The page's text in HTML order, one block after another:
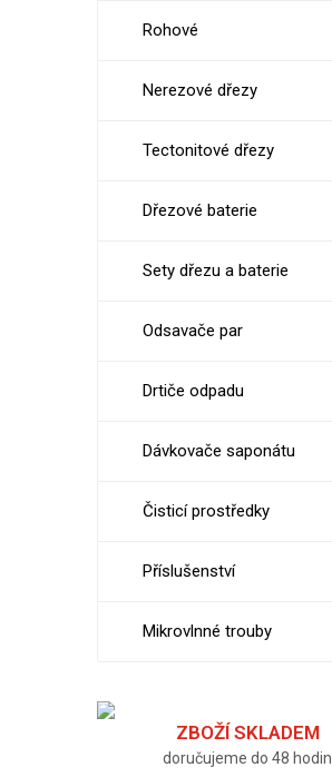
Rohové
Nerezové dřezy
Tectonitové dřezy
Dřezové baterie
Sety dřezu a baterie
Odsavače par
Drtiče odpadu
Dávkovače saponátu
Čisticí prostředky
Příslušenství
Mikrovlnné trouby
ZBOŽÍ SKLADEM
doručujeme do 48 hodin